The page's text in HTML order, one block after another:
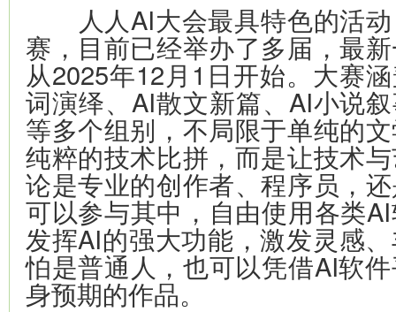
人人AI大会最具特色的活动
赛，目前已经举办了多届，最
从2025年12月1日开始。大赛
词演绎、AI散文新篇、AI小说
等多个组别，不局限于单纯的
纯粹的技术比拼，而是让技术
论是专业的创作者、程序员，
可以参与其中，自由使用各类
发挥AI的强大功能，激发灵感
怕是普通人，也可以凭借AI软
身预期的作品。